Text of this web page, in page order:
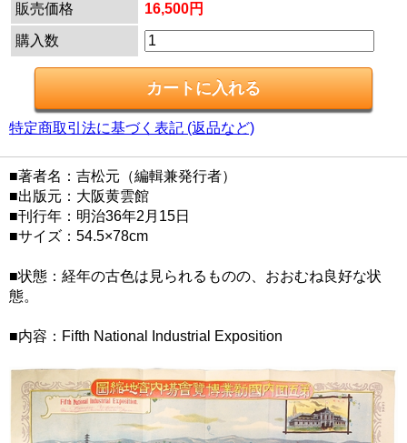
販売価格 16,500円
購入数
特定商取引法に基づく表記 (返品など)
■著者名：吉松元（編輯兼発行者）
■出版元：大阪黄雲館
■刊行年：明治36年2月15日
■サイズ：54.5×78cm
■状態：経年の古色は見られるものの、おおむね良好な状
態。
■内容：Fifth National Industrial Exposition